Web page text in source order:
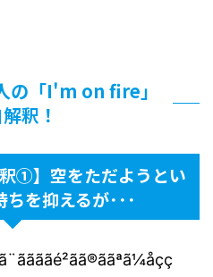
の「I'm on fire」
釈！
①】空をただようとい
ちを抑えるが･･･